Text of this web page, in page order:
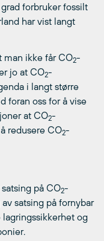
forbruker fossilt
har vist langt
man ikke får CO2-
jo at CO2-
i langt større
foran oss for å vise
at CO2-
redusere CO2-
på CO2-
satsing på fornybar
og